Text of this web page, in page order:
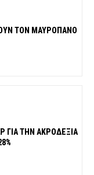
ΤΟΝ ΜΑΥΡΟΠΑΝΟ
ΓΙΑ ΤΗΝ ΑΚΡΟΔΕΞΙΑ